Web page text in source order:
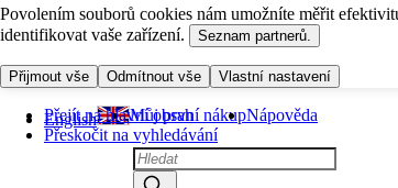
Povolením souborů cookies nám umožníte měřit
identifikovat vaše zařízení.
Seznam partnerů.
Přijmout vše Odmítnout vše Vlastní nastavení
Přejít na hlavní obsah
Přeskočit na vyhledávání
English Můj první nákupNápověda